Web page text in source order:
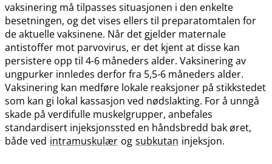
vaksinering må tilpasses situasjonen i den enkelte
besetningen, og det vises ellers til preparatomtalen for
de aktuelle vaksinene. Når det gjelder maternale
antistoffer mot parvovirus, er det kjent at disse kan
persistere opp til 4-6 måneders alder. Vaksinering av
ungpurker innledes derfor fra 5,5-6 måneders alder.
Vaksinering kan medføre lokale reaksjoner på stikkstedet
som kan gi lokal kassasjon ved nødslakting. For å unngå
skade på verdifulle muskelgrupper, anbefales
standardisert injeksjonssted en håndsbredd bak øret,
både ved intramuskulær og subkutan injeksjon.